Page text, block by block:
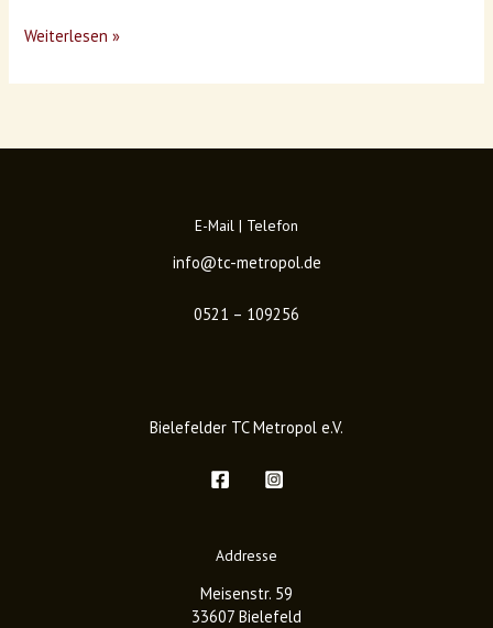
Weiterlesen »
E-Mail | Telefon
info@tc-metropol.de
0521 – 109256
Bielefelder TC Metropol e.V.
Addresse
Meisenstr. 59
33607 Bielefeld